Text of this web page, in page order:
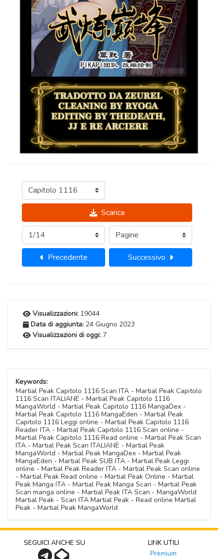
Scarica
Precedente Successivo
Visualizzazioni: 19044
Data di aggiunta: 24 Giugno 2023
Visualizzazioni di oggi: 7
Keywords:
Martial Peak Capitolo 1116 Scan ITA - Martial Peak Capitolo
1116 Scan ITALIANE - Martial Peak Capitolo 1116
MangaWorld - Martial Peak Capitolo 1116 MangaDex -
Martial Peak Capitolo 1116 MangaEden - Martial Peak
Capitolo 1116 Leggi online - Martial Peak Capitolo 1116
Reader ITA - Martial Peak Capitolo 1116 Scan online -
Martial Peak Capitolo 1116 Read online - Martial Peak Scan
ITA - Martial Peak Scan ITALIANE - Martial Peak
MangaWorld - Martial Peak MangaDex - Martial Peak
MangaEden - Martial Peak SUB ITA - Martial Peak Leggi
online - Martial Peak Reader ITA - Martial Peak Scan online
- Martial Peak Read online - Martial Peak Online - Martial
Peak Manga ITA - Martial Peak Manga Scan - Martial Peak
Scan manga online - Martial Peak ITA Scan - MangaWorld
Martial Peak - Scan ITA Martial Peak - Read online Martial
Peak - Martial Peak MangaWorld
SEGUICI ANCHE SU
LINK UTILI
Premium